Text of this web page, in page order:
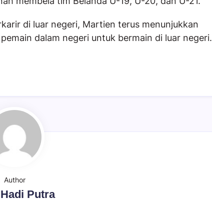
di luar negeri, Martien terus menunjukkan
dalam negeri untuk bermain di luar negeri.
Author
Putra